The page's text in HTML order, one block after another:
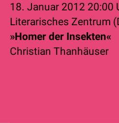
18. Januar 2012 20:00
Literarisches Zentrum
»Homer der Insekten«
Christian Thanhäuser